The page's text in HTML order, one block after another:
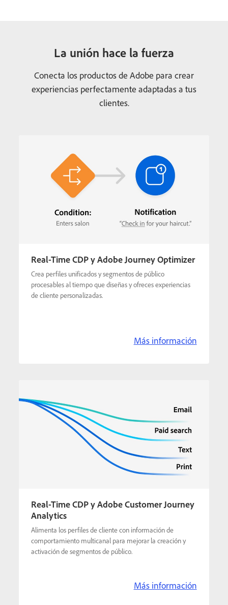
La unión hace la fuerza
Conecta los productos de Adobe para crear
experiencias perfectamente adaptadas a tus
clientes.
Real-Time CDP y Adobe Journey Optimizer
Crea perfiles unificados y segmentos de público
procesables al tiempo que diseñas y ofreces experiencias
de cliente personalizadas.
Más información
Real-Time CDP y Adobe Customer Journey
Analytics
Alimenta los perfiles de cliente con información de
comportamiento multicanal para mejorar la creación y
activación de segmentos de público.
Más información